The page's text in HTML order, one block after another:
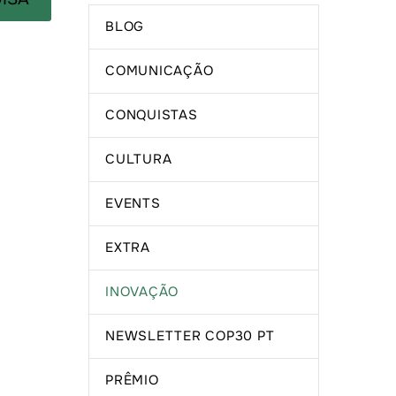
BLOG
COMUNICAÇÃO
CONQUISTAS
CULTURA
EVENTS
EXTRA
INOVAÇÃO
NEWSLETTER COP30 PT
PRÊMIO